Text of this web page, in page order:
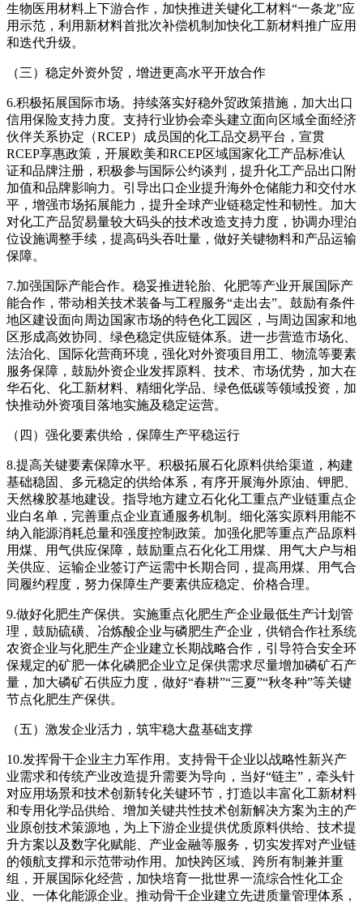
生物医用材料上下游合作，加快推进关键化工材料“一条龙”应
用示范，利用新材料首批次补偿机制加快化工新材料推广应用
和迭代升级。
（三）稳定外资外贸，增进更高水平开放合作
6.积极拓展国际市场。持续落实好稳外贸政策措施，加大出口
信用保险支持力度。支持行业协会牵头建立面向区域全面经济
伙伴关系协定（RCEP）成员国的化工品交易平台，宣贯
RCEP享惠政策，开展欧美和RCEP区域国家化工产品标准认
证和品牌注册，积极参与国际公约谈判，提升化工产品出口附
加值和品牌影响力。引导出口企业提升海外仓储能力和交付水
平，增强市场拓展能力，提升全球产业链稳定性和韧性。加大
对化工产品贸易量较大码头的技术改造支持力度，协调办理泊
位设施调整手续，提高码头吞吐量，做好关键物料和产品运输
保障。
7.加强国际产能合作。稳妥推进轮胎、化肥等产业开展国际产
能合作，带动相关技术装备与工程服务“走出去”。鼓励有条件
地区建设面向周边国家市场的特色化工园区，与周边国家和地
区形成高效协同、绿色稳定供应链体系。进一步营造市场化、
法治化、国际化营商环境，强化对外资项目用工、物流等要素
服务保障，鼓励外资企业发挥原料、技术、市场优势，加大在
华石化、化工新材料、精细化学品、绿色低碳等领域投资，加
快推动外资项目落地实施及稳定运营。
（四）强化要素供给，保障生产平稳运行
8.提高关键要素保障水平。积极拓展石化原料供给渠道，构建
基础稳固、多元稳定的供给体系，有序开展海外原油、钾肥、
天然橡胶基地建设。指导地方建立石化化工重点产业链重点企
业白名单，完善重点企业直通服务机制。细化落实原料用能不
纳入能源消耗总量和强度控制政策。加强化肥等重点产品原料
用煤、用气供应保障，鼓励重点石化化工用煤、用气大户与相
关供应、运输企业签订产运需中长期合同，提高用煤、用气合
同履约程度，努力保障生产要素供应稳定、价格合理。
9.做好化肥生产保供。实施重点化肥生产企业最低生产计划管
理，鼓励硫磺、冶炼酸企业与磷肥生产企业，供销合作社系统
农资企业与化肥生产企业建立长期战略合作，引导符合安全环
保规定的矿肥一体化磷肥企业立足保供需求尽量增加磷矿石产
量，加大磷矿石供应力度，做好“春耕”“三夏”“秋冬种”等关键
节点化肥生产保供。
（五）激发企业活力，筑牢稳大盘基础支撑
10.发挥骨干企业主力军作用。支持骨干企业以战略性新兴产
业需求和传统产业改造提升需要为导向，当好“链主”，牵头针
对应用场景和技术创新转化关键环节，打造以丰富化工新材料
和专用化学品供给、增加关键共性技术创新解决方案为主的产
业原创技术策源地，为上下游企业提供优质原料供给、技术提
升方案以及数字化赋能、产业金融等服务，切实发挥对产业链
的领航支撑和示范带动作用。加快跨区域、跨所有制兼并重
组，开展国际化经营，加快培育一批世界一流综合性化工企
业、一体化能源企业。推动骨干企业建立先进质量管理体系，